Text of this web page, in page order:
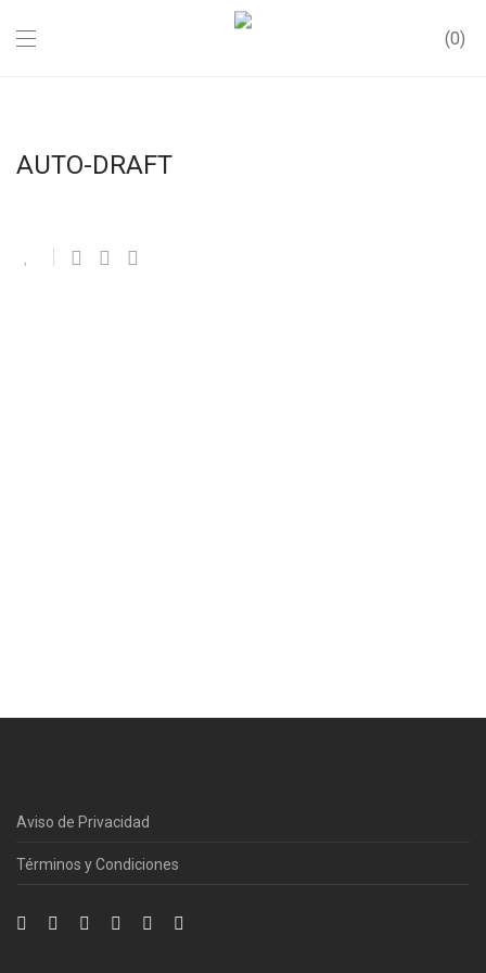
0
AUTO-DRAFT
Aviso de Privacidad
Términos y Condiciones